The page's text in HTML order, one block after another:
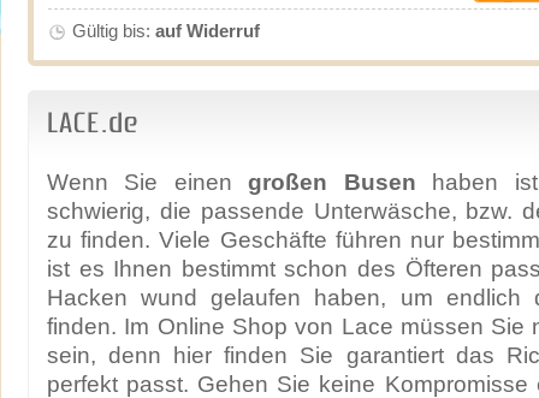
Gültig bis: auf Widerruf
LACE.de
Wenn Sie einengroßen Busen haben
schwierig, die passende Unterwäsche, bzw.
zu finden. Viele Geschäfte führen nur
ist es Ihnen bestimmt schon des Öfteren
Hacken wund gelaufen haben, um endlich
finden. Im Online Shop von Lace müssen Sie
sein, denn hier finden Sie garantiert das
perfekt passt. Gehen Sie keine